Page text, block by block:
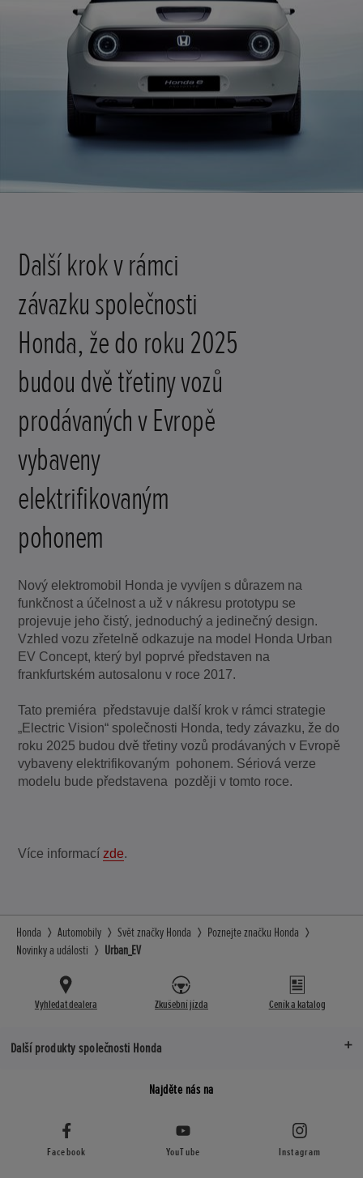
Další krok v rámci
závazku společnosti
Honda, že do roku 2025
budou dvě třetiny vozů
prodávaných v Evropě
vybaveny
elektrifikovaným
pohonem
Nový elektromobil Honda je vyvíjen s důrazem na
funkčnost a účelnost a už v nákresu prototypu se
projevuje jeho čistý, jednoduchý a jedinečný design.
Vzhled vozu zřetelně odkazuje na model Honda Urban
EV Concept, který byl poprvé představen na
frankfurtském autosalonu v roce 2017.
Tato premiéra představuje další krok v rámci strategie
„Electric Vision“ společnosti Honda, tedy závazku, že do
roku 2025 budou dvě třetiny vozů prodávaných v Evropě
vybaveny elektrifikovaným pohonem. Sériová verze
modelu bude představena později v tomto roce.
Více informací zde.
Honda Automobily Svět značky Honda
Poznejte značku Honda
Novinky a události
Urban_EV
Vyhledat dealera Zkušební jízda Ceník a katalog
Další produkty společnosti Honda
Najděte nás na
Facebook YouTube Instagram